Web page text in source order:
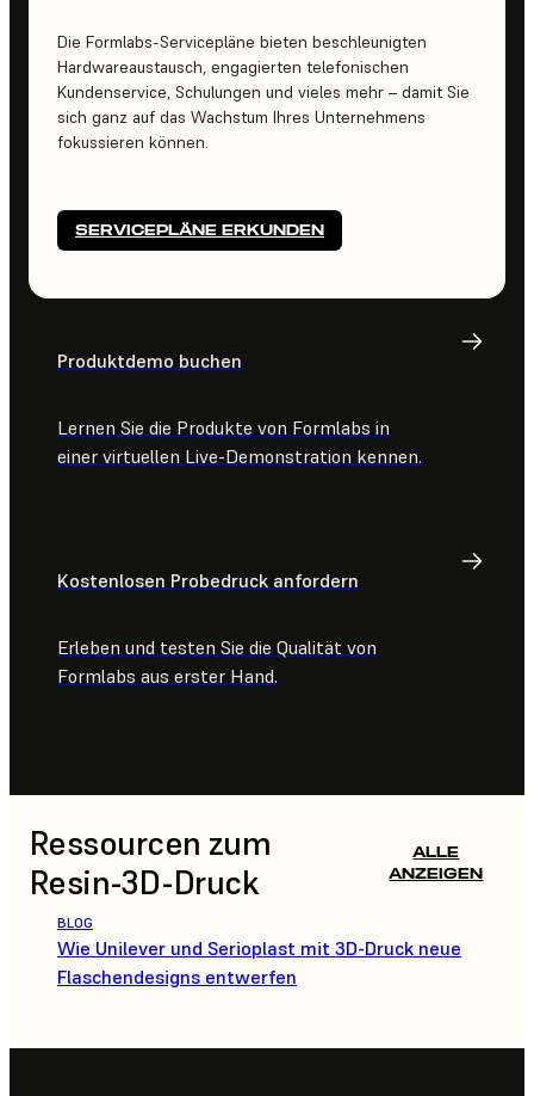
Die Formlabs-Servicepläne bieten beschleunigten
Hardwareaustausch, engagierten telefonischen
Kundenservice, Schulungen und vieles mehr – damit Sie
sich ganz auf das Wachstum Ihres Unternehmens
fokussieren können.
SERVICEPLÄNE ERKUNDEN
Produktdemo buchen
Lernen Sie die Produkte von Formlabs in
einer virtuellen Live-Demonstration kennen.
Kostenlosen Probedruck anfordern
Erleben und testen Sie die Qualität von
Formlabs aus erster Hand.
Ressourcen zum
Resin-3D-Druck
ALLE
ANZEIGEN
BLOG
Wie Unilever und Serioplast mit 3D-Druck neue
Flaschendesigns entwerfen